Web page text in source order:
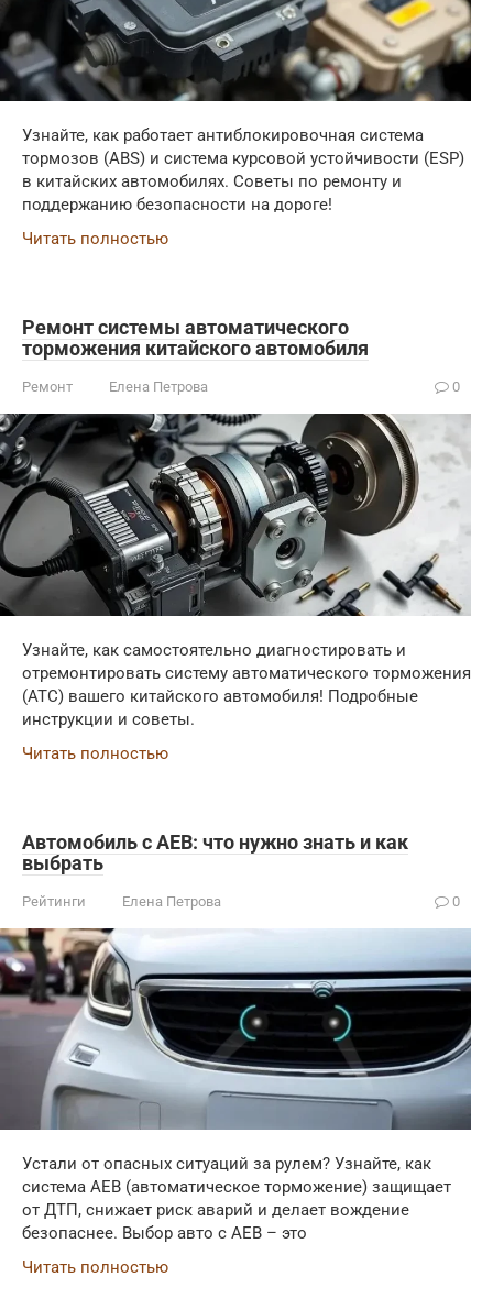
Узнайте, как работает антиблокировочная система
тормозов (ABS) и система курсовой устойчивости (ESP)
в китайских автомобилях. Советы по ремонту и
поддержанию безопасности на дороге!
Читать полностью
Ремонт системы автоматического
торможения китайского автомобиля
Ремонт Елена Петрова 0
Узнайте, как самостоятельно диагностировать и
отремонтировать систему автоматического торможения
(АТС) вашего китайского автомобиля! Подробные
инструкции и советы.
Читать полностью
Автомобиль с AEB: что нужно знать и как
выбрать
Рейтинги Елена Петрова 0
Устали от опасных ситуаций за рулем? Узнайте, как
система AEB (автоматическое торможение) защищает
от ДТП, снижает риск аварий и делает вождение
безопаснее. Выбор авто с AEB – это
Читать полностью